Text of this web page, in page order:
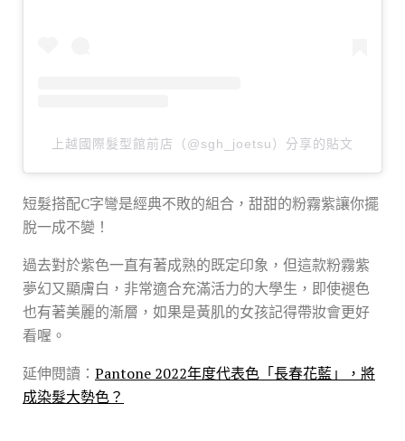
上越國際髮型館前店（@sgh_joetsu）分享的貼文
短髮搭配C字彎是經典不敗的組合，甜甜的粉霧紫讓你擺
脫一成不變！
過去對於紫色一直有著成熟的既定印象，但這款粉霧紫
夢幻又顯膚白，非常適合充滿活力的大學生，即使褪色
也有著美麗的漸層，如果是黃肌的女孩記得帶妝會更好
看喔。
延伸閱讀： Pantone 2022年度代表色「長春花藍」，將
成染髮大勢色？